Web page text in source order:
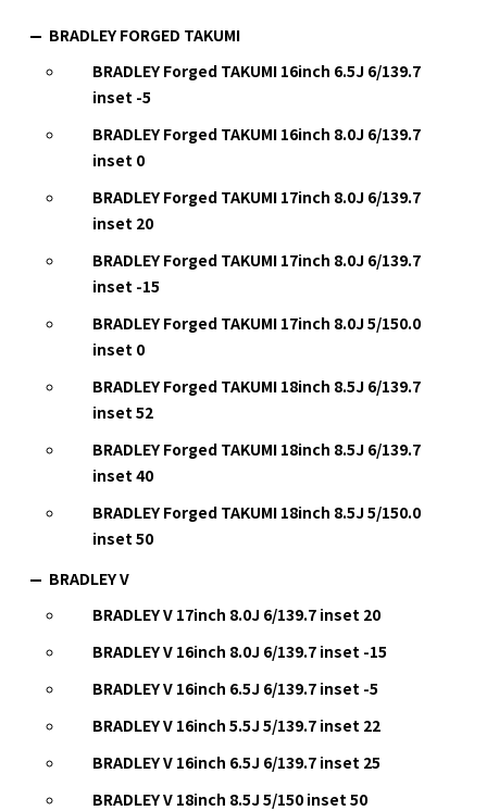
BRADLEY FORGED TAKUMI
BRADLEY Forged TAKUMI 16inch 6.5J 6/139.7
inset -5
BRADLEY Forged TAKUMI 16inch 8.0J 6/139.7
inset 0
BRADLEY Forged TAKUMI 17inch 8.0J 6/139.7
inset 20
BRADLEY Forged TAKUMI 17inch 8.0J 6/139.7
inset -15
BRADLEY Forged TAKUMI 17inch 8.0J 5/150.0
inset 0
BRADLEY Forged TAKUMI 18inch 8.5J 6/139.7
inset 52
BRADLEY Forged TAKUMI 18inch 8.5J 6/139.7
inset 40
BRADLEY Forged TAKUMI 18inch 8.5J 5/150.0
inset 50
BRADLEY V
BRADLEY V 17inch 8.0J 6/139.7 inset 20
BRADLEY V 16inch 8.0J 6/139.7 inset -15
BRADLEY V 16inch 6.5J 6/139.7 inset -5
BRADLEY V 16inch 5.5J 5/139.7 inset 22
BRADLEY V 16inch 6.5J 6/139.7 inset 25
BRADLEY V 18inch 8.5J 5/150 inset 50